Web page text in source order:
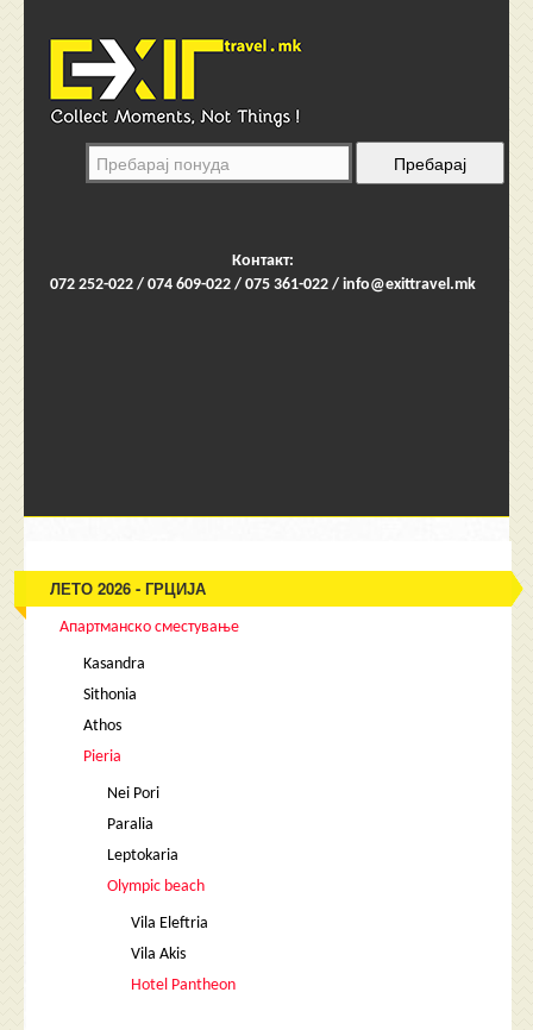
Контакт:
072 252-022 / 074 609-022 / 075 361-022 / info@exittravel.mk
ЛЕТО 2026 - ГРЦИЈА
Апартманско сместување
Kasandra
Sithonia
Athos
Pieria
Nei Pori
Paralia
Leptokaria
Olympic beach
Vila Eleftria
Vila Akis
Hotel Pantheon